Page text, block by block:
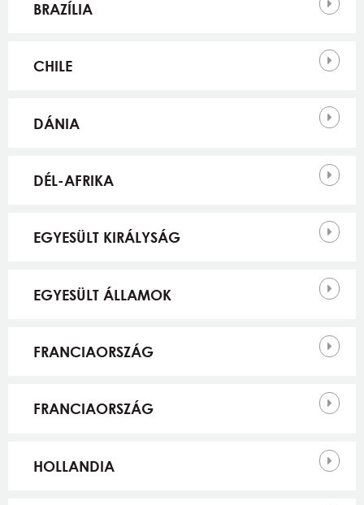
BRAZÍLIA
CHILE
DÁNIA
DÉL-AFRIKA
EGYESÜLT KIRÁLYSÁG
EGYESÜLT ÁLLAMOK
FRANCIAORSZÁG
FRANCIAORSZÁG
HOLLANDIA